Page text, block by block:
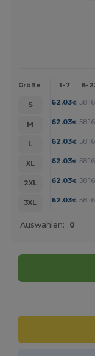
Größe 1-7 8-
S 62.03€ 58.16
M
62.03€ 58.16
L
62.03€ 58.16
XL
62.03€ 58.16
2XL
62.03€ 58.16
3XL
62.03€ 58.16
Auswahlen: 0